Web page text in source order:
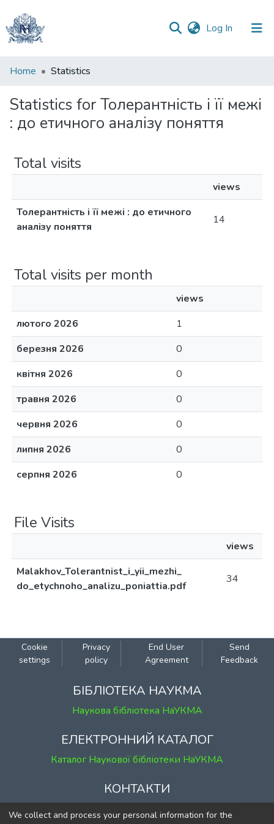
Log In (current)
Communities
Collections
All of DSpace
Home Statistics
Statistics for Толерантність і її межі
: до етичного аналізу поняття
Total visits
views
Толерантність і її межі : до етичного
аналізу поняття
14
Total visits per month
views
лютого 2026
1
березня 2026
0
квітня 2026
0
травня 2026
0
червня 2026
0
липня 2026
0
серпня 2026
0
File Visits
views
Malakhov_Tolerantnist_i_yii_mezhi_
do_etychnoho_analizu_poniattia.pdf
34
Cookie
settings
Privacy
policy
End User
Agreement
Send
Feedback
БІБЛІОТЕКА НАУКМА
Наукова бібліотека НаУКМА
ЕЛЕКТРОННИЙ КАТАЛОГ
Каталог Наукової бібліотеки НаУКМА
КОНТАКТИ
м. Київ, вул. Григорія Сковороди, 2
We collect and process your personal information for the